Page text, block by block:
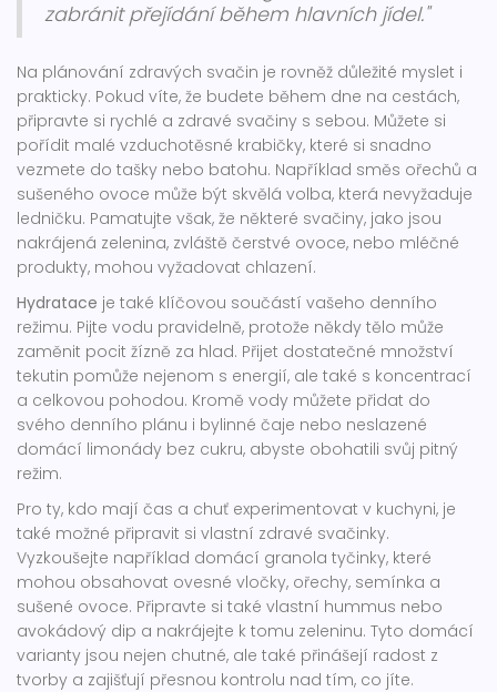
zabránit přejídání během hlavních jídel."
Na plánování zdravých svačin je rovněž důležité myslet i
prakticky. Pokud víte, že budete během dne na cestách,
připravte si rychlé a zdravé svačiny s sebou. Můžete si
pořídit malé vzduchotěsné krabičky, které si snadno
vezmete do tašky nebo batohu. Například směs ořechů a
sušeného ovoce může být skvělá volba, která nevyžaduje
ledničku. Pamatujte však, že některé svačiny, jako jsou
nakrájená zelenina, zvláště čerstvé ovoce, nebo mléčné
produkty, mohou vyžadovat chlazení.
Hydratace je také klíčovou součástí vašeho denního
režimu. Pijte vodu pravidelně, protože někdy tělo může
zaměnit pocit žízně za hlad. Přijet dostatečné množství
tekutin pomůže nejenom s energií, ale také s koncentrací
a celkovou pohodou. Kromě vody můžete přidat do
svého denního plánu i bylinné čaje nebo neslazené
domácí limonády bez cukru, abyste obohatili svůj pitný
režim.
Pro ty, kdo mají čas a chuť experimentovat v kuchyni, je
také možné připravit si vlastní zdravé svačinky.
Vyzkoušejte například domácí granola tyčinky, které
mohou obsahovat ovesné vločky, ořechy, semínka a
sušené ovoce. Připravte si také vlastní hummus nebo
avokádový dip a nakrájejte k tomu zeleninu. Tyto domácí
varianty jsou nejen chutné, ale také přinášejí radost z
tvorby a zajišťují přesnou kontrolu nad tím, co jíte.